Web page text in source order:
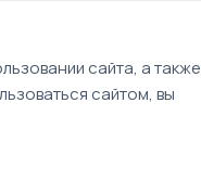
Календарь событий
сайта, а также
сайтом, вы